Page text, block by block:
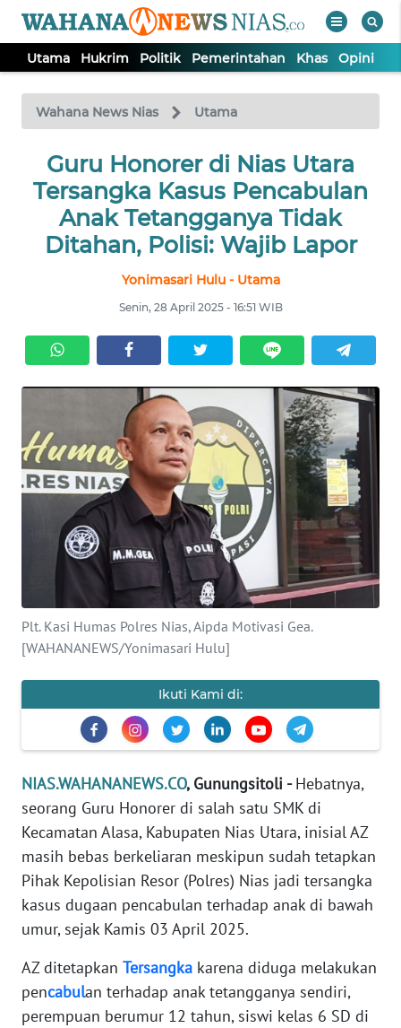
Utama Hukrim Politik Pemerintahan Khas Opini
Wahana News Nias Utama
Guru Honorer di Nias Utara
Tersangka Kasus Pencabulan
Anak Tetangganya Tidak
Ditahan, Polisi: Wajib Lapor
Yonimasari Hulu - Utama
Senin, 28 April 2025 - 16:51 WIB
Plt. Kasi Humas Polres Nias, Aipda Motivasi Gea.
[WAHANANEWS/Yonimasari Hulu]
Ikuti Kami di:
NIAS.WAHANANEWS.CO, Gunungsitoli -Hebatnya,
seorang Guru Honorer di salah satu SMK di
Kecamatan Alasa, Kabupaten Nias Utara, inisial AZ
masih bebas berkeliaran meskipun sudah tetapkan
Pihak Kepolisian Resor (Polres) Nias jadi tersangka
kasus dugaan pencabulan terhadap anak di bawah
umur, sejak Kamis 03 April 2025.
AZ ditetapkan Tersangka karena diduga melakukan
pencabulan terhadap anak tetangganya sendiri,
perempuan berumur 12 tahun, siswi kelas 6 SD di
TV
Tutup
UTAMA
HUKRIM
PEMERINTAHAN
KHAS
NUSANTARA
SERBI
INDEKS
KAMI
INFO
TENTANG
KAMI
PEDOMAN
MEDIA
SIBER
REDAKSI
KARIR